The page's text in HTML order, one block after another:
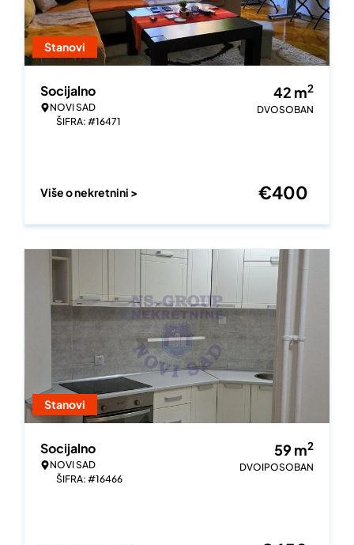
Stanovi
Socijalno
NOVI SAD
ŠIFRA: #16471
42 m2
DVOSOBAN
Više o nekretnini > €400
Stanovi
Socijalno
NOVI SAD
ŠIFRA: #16466
59 m2
DVOIPOSOBAN